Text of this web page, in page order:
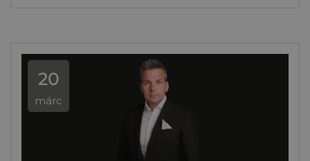
20
márc